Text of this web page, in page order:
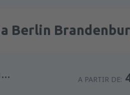
Berlin
Berlín Berlin Brandenburg Willy Brandt A PARTIR DE: